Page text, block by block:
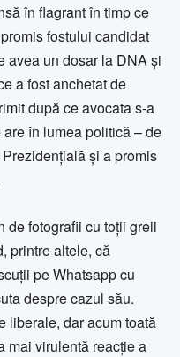
în flagrant în timp ce
fostului candidat
avea un dosar la DNA și
a fost anchetat de
după ce avocata s-a
în lumea politică – de
și a promis
de fotografii cu toții greii
printre altele, că
pe Whatsapp cu
despre cazul său.
liberale, dar acum toată
mai virulentă reacție a